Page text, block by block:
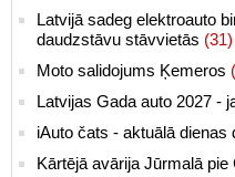
Latvijā sadeg elektroauto
daudzstāvu stāvvietās (31)
Moto salidojums Ķemeros
Latvijas Gada auto 2027 -
iAuto čats - aktuālā dienas
Kārtējā avārija Jūrmalā pie